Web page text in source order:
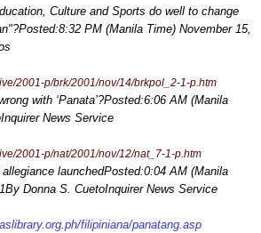
Culture and Sports do well to change
PM (Manila Time) November 15,
2001-p/brk/2001/nov/14/brkpol_2-1-p.htm
with ‘Panata’?Posted:6:06 AM (Manila
News Service
2001-p/nat/2001/nov/12/nat_7-1-p.htm
launchedPosted:0:04 AM (Manila
Donna S. CuetoInquirer News Service
filipiniana/panatang.asp